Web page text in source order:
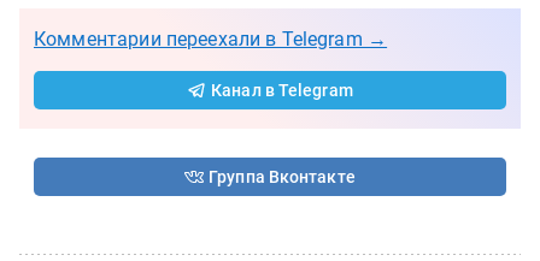
Комментарии переехали в Telegram →
Канал в Telegram
Группа Вконтакте